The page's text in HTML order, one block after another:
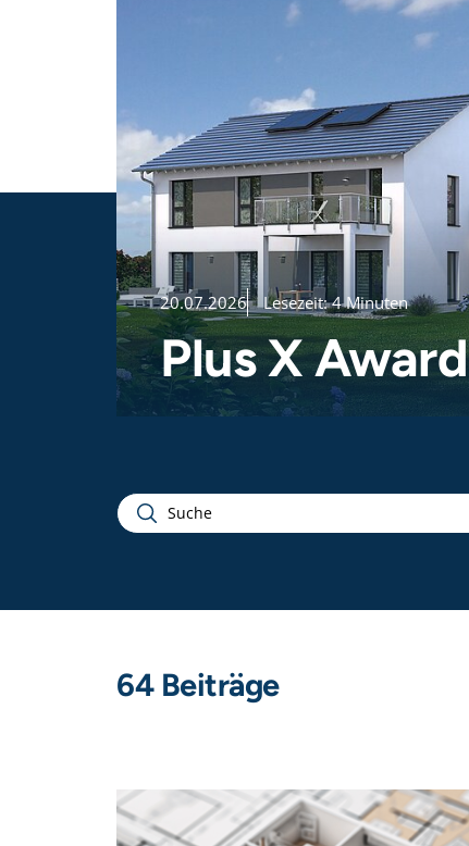
20.07.2026 Lesezeit: 4 Minuten
Plus X Award
Suchbegriff
64 Beiträge